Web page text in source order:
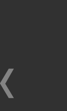
Розыгрыш